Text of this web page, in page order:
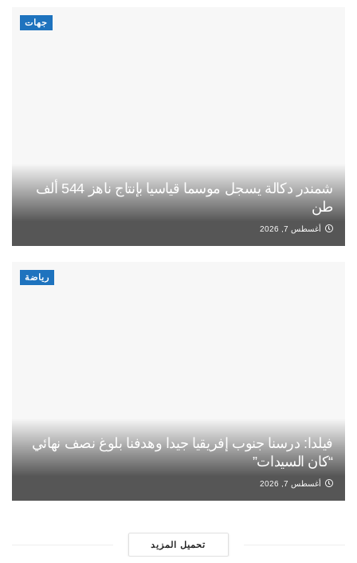
جهات
شمندر دكالة يسجل موسما قياسيا بإنتاج ناهز 544 ألف
طن
أغسطس 7, 2026
رياضة
فيلدا: درسنا جنوب إفريقيا جيدا وهدفنا بلوغ نصف نهائي
“كان السيدات”
أغسطس 7, 2026
تحميل المزيد